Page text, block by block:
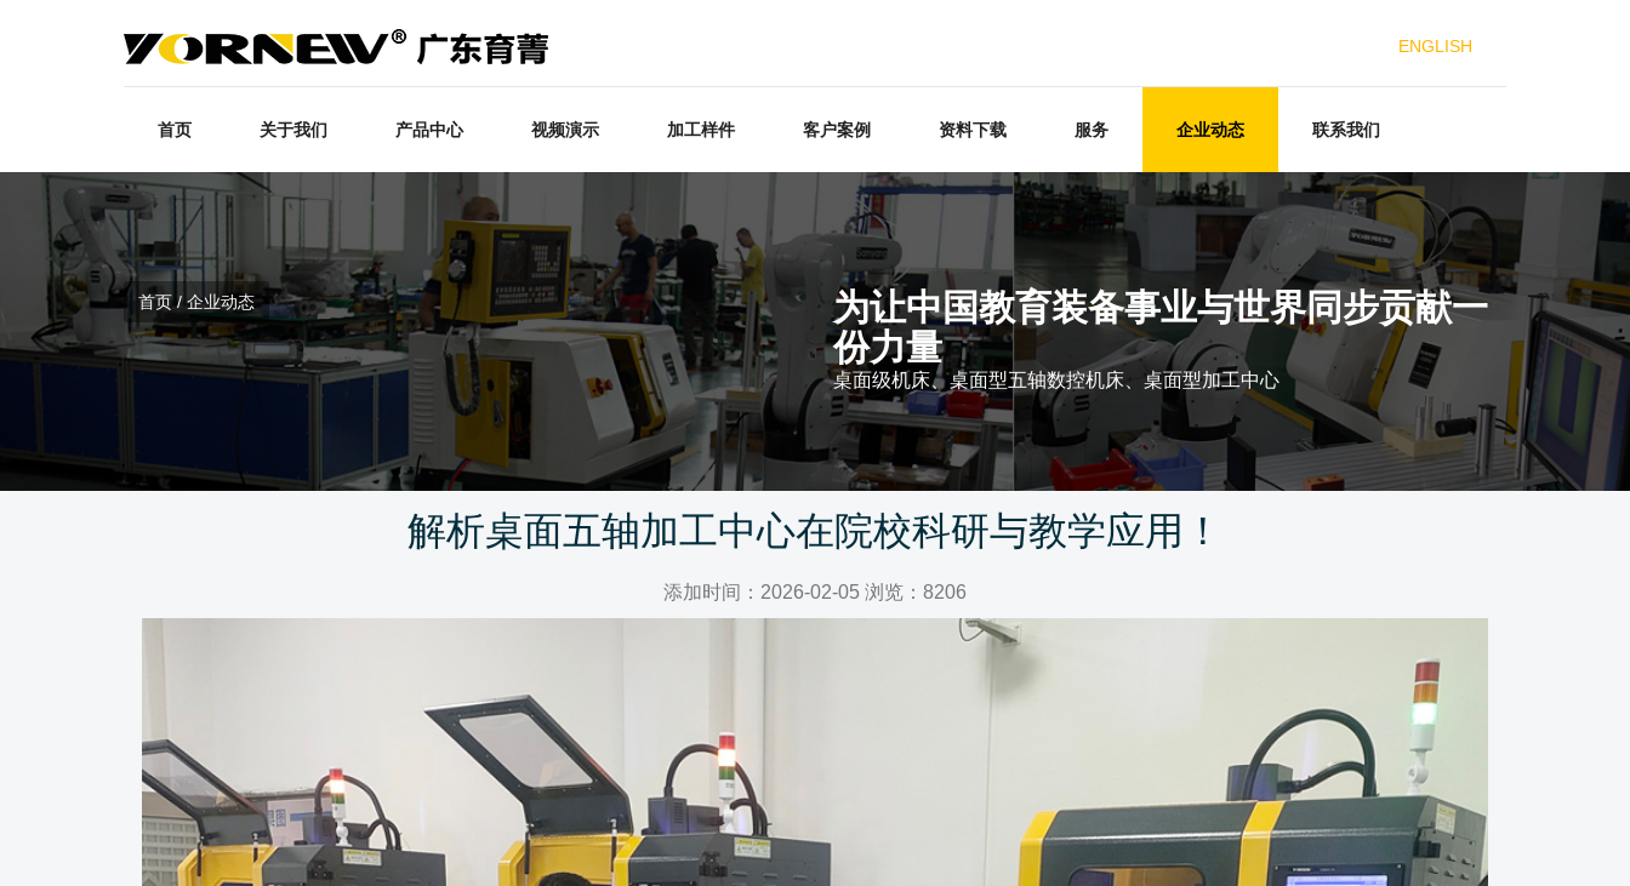
ENGLISH
首页 关于我们 产品中心 视频演示 加工样件 客户案例 资料下载 服务 企业动态 联系我们
首页 / 企业动态
为让中国教育装备事业与世界同步贡献一
份力量
桌面级机床、桌面型五轴数控机床、桌面型加工中心
解析桌面五轴加工中心在院校科研与教学应用！
添加时间：2026-02-05 浏览：8206